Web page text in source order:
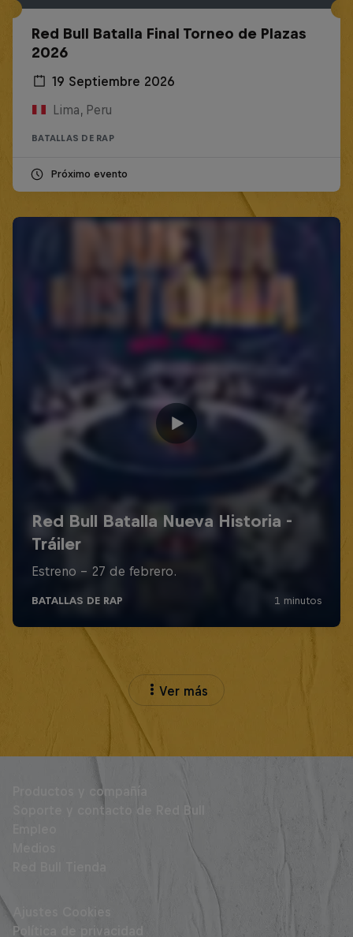
Red Bull Batalla Final Torneo de Plazas
2026
19 Septiembre 2026
Lima, Peru
BATALLAS DE RAP
Próximo evento
Ver más